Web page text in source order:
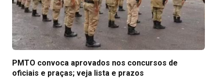
PMTO convoca aprovados nos concursos de
oficiais e praças; veja lista e prazos